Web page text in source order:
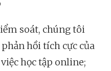
soát, chúng tôi
hồi tích cực của
học tập online;